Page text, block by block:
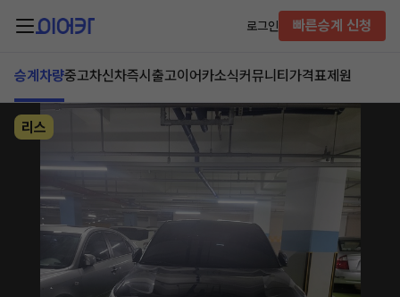
로그인 빠른승계 신청
승계차량중고차신차즉시출고이어카소식커뮤니티 가격표제원
리스